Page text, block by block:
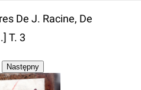
De J. Racine, De
T. 3